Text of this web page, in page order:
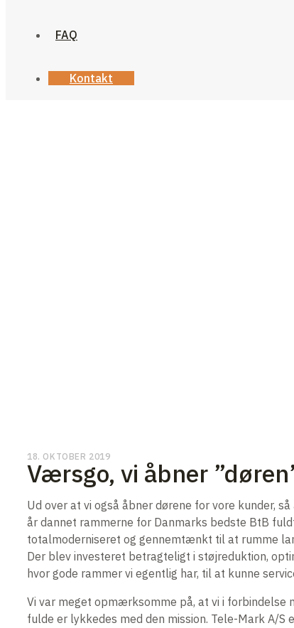
FAQ
Kontakt
18. OKTOBER 2019
Værsgo, vi åbner
Ud over at vi også åbner dørene for vore kunder,
år dannet rammerne for Danmarks bedste BtB
totalmoderniseret og gennemtænkt til at rumme
Der blev investeret betragteligt i støjreduktion,
hvor gode rammer vi egentlig har, til at kunne
Vi var meget opmærksomme på, at vi i
fulde er lykkedes med den mission. Tele-Mark A/